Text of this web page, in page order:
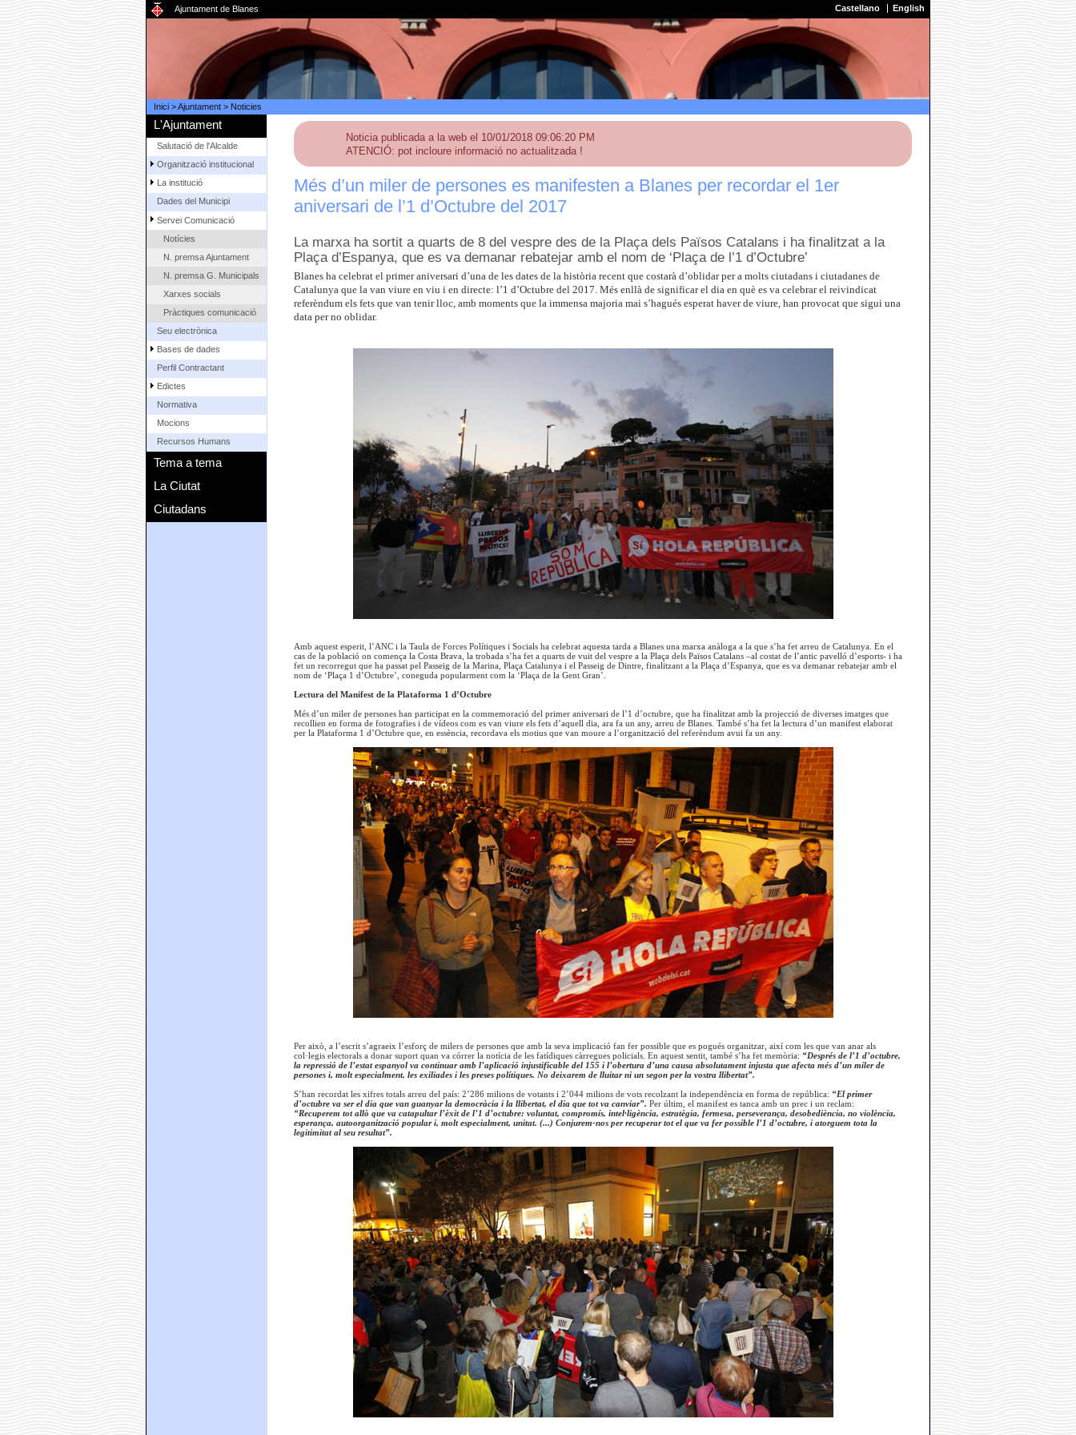
Ajuntament de Blanes Castellano English
Inici>Ajuntament> Noticies
L'Ajuntament
Salutació de l'Alcalde
Organització institucional
La institució
Dades del Municipi
Servei Comunicació
Notícies
N. premsa Ajuntament
N. premsa G. Municipals
Xarxes socials
Pràctiques comunicació
Seu electrònica
Bases de dades
Perfil Contractant
Edictes
Normativa
Mocions
Recursos Humans
Tema a tema
La Ciutat
Ciutadans
Noticia publicada a la web el 10/01/2018 09:06:20 PM
ATENCIÓ: pot incloure informació no actualitzada !
Més d’un miler de persones es manifesten a Blanes per recordar el 1er
aniversari de l’1 d’Octubre del 2017
La marxa ha sortit a quarts de 8 del vespre des de la Plaça dels Països Catalans i ha finalitzat a la
Plaça d’Espanya, que es va demanar rebatejar amb el nom de ‘Plaça de l’1 d’Octubre’
Blanes ha celebrat el primer aniversari d’una de les dates de la història recent que costarà d’oblidar per a molts ciutadans i ciutadanes de
Catalunya que la van viure en viu i en directe: l’1 d’Octubre del 2017. Més enllà de significar el dia en què es va celebrar el reivindicat
referèndum els fets que van tenir lloc, amb moments que la immensa majoria mai s’hagués esperat haver de viure, han provocat que sigui una
data per no oblidar.
Amb aquest esperit, l’ANC i la Taula de Forces Polítiques i Socials ha celebrat aquesta tarda a Blanes una marxa anàloga a la que s’ha fet arreu de Catalunya. En el
cas de la població on comença la Costa Brava, la trobada s’ha fet a quarts de vuit del vespre a la Plaça dels Països Catalans –al costat de l’antic pavelló d’esports- i ha
fet un recorregut que ha passat pel Passeig de la Marina, Plaça Catalunya i el Passeig de Dintre, finalitzant a la Plaça d’Espanya, que es va demanar rebatejar amb el
nom de ‘Plaça 1 d’Octubre’, coneguda popularment com la ‘Plaça de la Gent Gran’.
Lectura del Manifest de la Plataforma 1 d’Octubre
Més d’un miler de persones han participat en la commemoració del primer aniversari de l’1 d’octubre, que ha finalitzat amb la projecció de diverses imatges que
recollien en forma de fotografies i de vídeos com es van viure els fets d’aquell dia, ara fa un any, arreu de Blanes. També s’ha fet la lectura d’un manifest elaborat
per la Plataforma 1 d’Octubre que, en essència, recordava els motius que van moure a l’organització del referèndum avui fa un any.
Per això, a l’escrit s’agraeix l’esforç de milers de persones que amb la seva implicació fan fer possible que es pogués organitzar, així com les que van anar als
col·legis electorals a donar suport quan va córrer la notícia de les fatídiques càrregues policials. En aquest sentit, també s’ha fet memòria: “Després de l’1 d’octubre,
la repressió de l’estat espanyol va continuar amb l’aplicació injustificable del 155 i l’obertura d’una causa absolutament injusta que afecta més d’un miler de
persones i, molt especialment, les exiliades i les preses polítiques. No deixarem de lluitar ni un segon per la vostra llibertat”.
S’han recordat les xifres totals arreu del país: 2’286 milions de votants i 2’044 milions de vots recolzant la independència en forma de república: “El primer
d’octubre va ser el dia que van guanyar la democràcia i la llibertat, el dia que tot va canviar”. Per últim, el manifest es tanca amb un prec i un reclam:
“Recuperem tot allò que va catapultar l’èxit de l’1 d’octubre: voluntat, compromís, intel·ligència, estratègia, fermesa, perseverança, desobediència, no violència,
esperança, autoorganització popular i, molt especialment, unitat. (...) Conjurem-nos per recuperar tot el que va fer possible l’1 d’octubre, i atorguem tota la
legitimitat al seu resultat”.